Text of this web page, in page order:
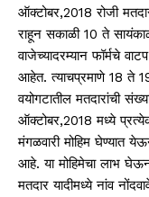
ऑक्टोबर,2018 रोजी
राहून सकाळी 10 ते
वाजेच्यादरम्यान फॉर्मचे
आहेत. त्याचप्रमाणे 18 ते
वयोगटातील मतदारांची
ऑक्टोबर,2018 मध्ये
मंगळवारी मोहिम घेण्यात
आहे. या मोहिमेचा लाभ
मतदार यादीमध्ये नांव